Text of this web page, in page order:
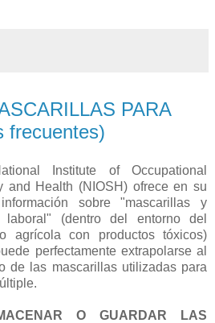
PARA
frecuentes)
Institute of Occupational
and Health (NIOSH) ofrece en su
sobre "mascarillas y
laboral" (dentro del entorno del
agrícola con productos tóxicos)
perfectamente extrapolarse al
de las mascarillas utilizadas para
O GUARDAR LAS